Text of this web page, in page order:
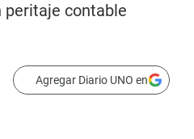
peritaje contable
Agregar Diario UNO en